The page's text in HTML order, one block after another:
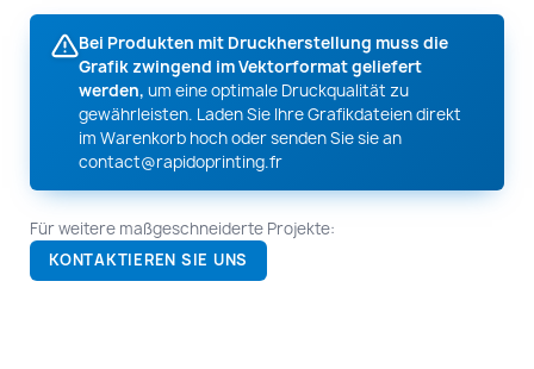
Bei Produkten mit Druckherstellung muss die
Grafik zwingend im Vektorformat geliefert
werden, um eine optimale Druckqualität zu
gewährleisten. Laden Sie Ihre Grafikdateien direkt
im Warenkorb hoch oder senden Sie sie an
contact@rapidoprinting.fr
Für weitere maßgeschneiderte Projekte:
KONTAKTIEREN SIE UNS